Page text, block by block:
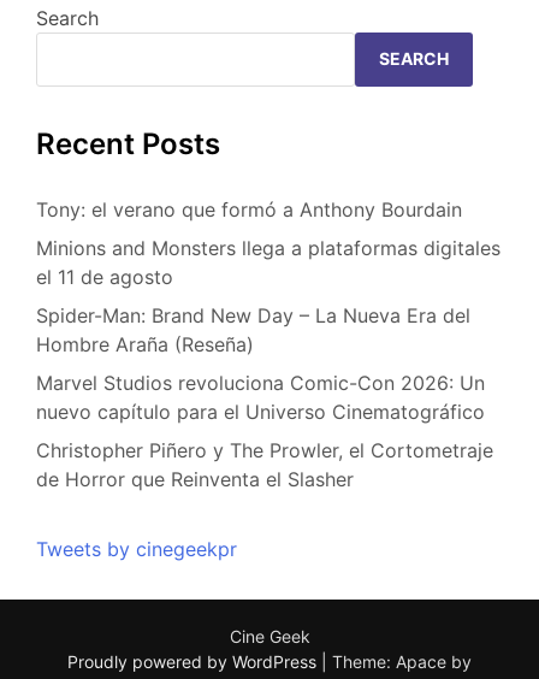
Search
SEARCH
Recent Posts
Tony: el verano que formó a Anthony Bourdain
Minions and Monsters llega a plataformas digitales
el 11 de agosto
Spider-Man: Brand New Day – La Nueva Era del
Hombre Araña (Reseña)
Marvel Studios revoluciona Comic-Con 2026: Un
nuevo capítulo para el Universo Cinematográfico
Christopher Piñero y The Prowler, el Cortometraje
de Horror que Reinventa el Slasher
Tweets by cinegeekpr
Cine Geek
Proudly powered by WordPress
Theme: Apace by